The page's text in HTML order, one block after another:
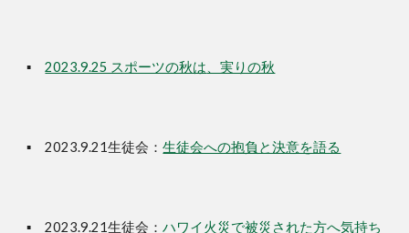
▪2023.9.25 スポーツの秋は 、実りの秋
▪ 2023.9.21生徒会：生徒会への抱負と決意を語る
▪ 2023.9.21生徒会：ハワイ火災で被災 された方へ気持ち